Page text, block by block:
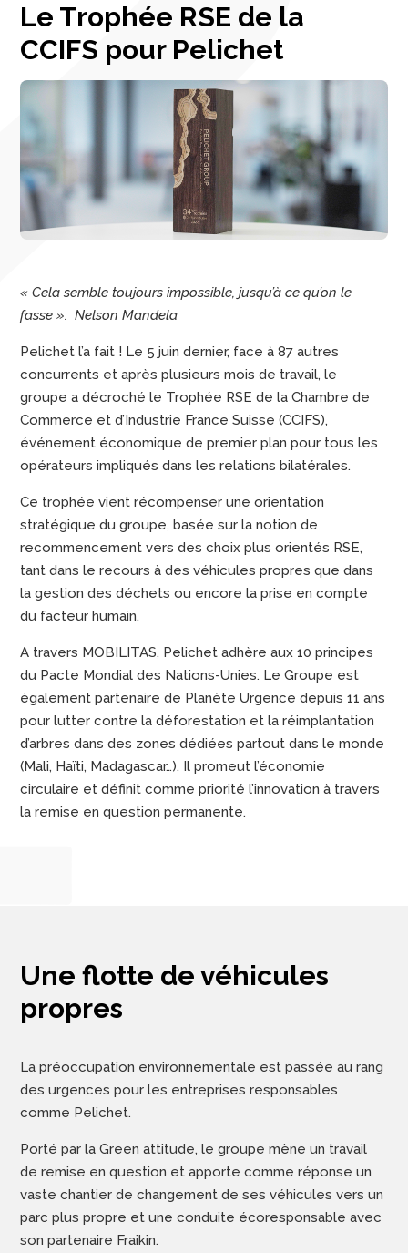
Le Trophée RSE de la
CCIFS pour Pelichet
« Cela semble toujours impossible, jusqu’à ce qu’on le
fasse ». Nelson Mandela
Pelichet l’a fait ! Le 5 juin dernier, face à 87 autres
concurrents et après plusieurs mois de travail, le
groupe a décroché le Trophée RSE de la Chambre de
Commerce et d’Industrie France Suisse (CCIFS),
événement économique de premier plan pour tous les
opérateurs impliqués dans les relations bilatérales.
Ce trophée vient récompenser une orientation
stratégique du groupe, basée sur la notion de
recommencement vers des choix plus orientés RSE,
tant dans le recours à des véhicules propres que dans
la gestion des déchets ou encore la prise en compte
du facteur humain.
A travers MOBILITAS, Pelichet adhère aux 10 principes
du Pacte Mondial des Nations-Unies. Le Groupe est
également partenaire de Planète Urgence depuis 11 ans
pour lutter contre la déforestation et la réimplantation
d’arbres dans des zones dédiées partout dans le monde
(Mali, Haïti, Madagascar…). Il promeut l’économie
circulaire et définit comme priorité l’innovation à travers
la remise en question permanente.
Une flotte de véhicules
propres
La préoccupation environnementale est passée au rang
des urgences pour les entreprises responsables
comme Pelichet.
Porté par la Green attitude, le groupe mène un travail
de remise en question et apporte comme réponse un
vaste chantier de changement de ses véhicules vers un
parc plus propre et une conduite écoresponsable avec
son partenaire Fraikin.